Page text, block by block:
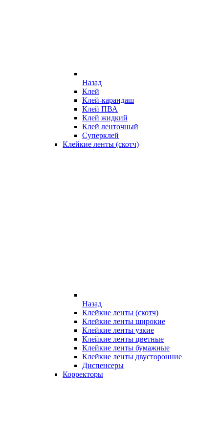
Назад
Клей
Клей-карандаш
Клей ПВА
Клей жидкий
Клей ленточный
Суперклей
Клейкие ленты (скотч)
Назад
Клейкие ленты (скотч)
Клейкие ленты широкие
Клейкие ленты узкие
Клейкие ленты цветные
Клейкие ленты бумажные
Клейкие ленты двусторонние
Диспенсеры
Корректоры